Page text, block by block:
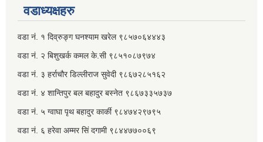
वडाध्यक्षहरु
वडा नं. १ दिव्रुङ्ग घनश्याम खरेल ९८५७०६४४४३
वडा नं. २ ‌‍बिशुखर्क कमल के.सी ९८५१०८७९७४
वडा नं. ३ हर्राचौर डिल्लीराज सुवेदी ९८६७२८५१६२
वडा नं. ४ शान्तिपुर बल बहादुर बस्नेत​ ९८६७३३५७३७
वडा नं. ५ ग्वाघा पृथ बहादुर कार्की ९८४७४२९७९५
वडा नं. ६ हरेवा अम्मर सिं दगामी​ ९८४४७७००६९